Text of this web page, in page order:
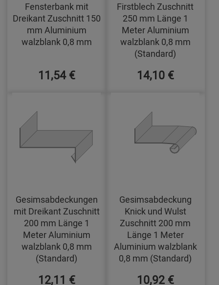
Fensterbank mit
Dreikant Zuschnitt 150
mm Aluminium
walzblank 0,8 mm
11,54 €
Firstblech Zuschnitt
250 mm Länge 1
Meter Aluminium
walzblank 0,8 mm
(Standard)
14,10 €
Gesimsabdeckungen
mit Dreikant Zuschnitt
200 mm Länge 1
Meter Aluminium
walzblank 0,8 mm
(Standard)
12,11 €
Gesimsabdeckung
Knick und Wulst
Zuschnitt 200 mm
Länge 1 Meter
Aluminium walzblank
0,8 mm (Standard)
10,92 €